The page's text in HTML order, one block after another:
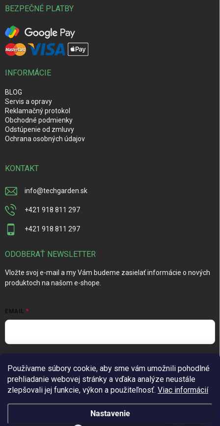
Používame súbory cookie, aby sme vám umožnili pohodlné
prehliadanie webovej stránky a vďaka analýze neustále
zlepšovali jej funkcie, výkon a použiteľnosť. Viac informácií
Nastavenie
BEZPEČNÉ PLATBY
INFORMÁCIE
BLOG
Servis a opravy
Reklamačný protokol
Obchodné podmienky
Odstúpenie od zmluvy
Ochrana osobných údajov
KONTAKT
info@techgarden.sk
+421 918 811 297
+421 918 811 297
ODOBERAŤ NEWSLETTER
Vložte svoj e-mail a my Vám budeme zasielať informácie o nových
produktoch na našom e-shope.
EMAIL
údajov
Prihlásiť sa